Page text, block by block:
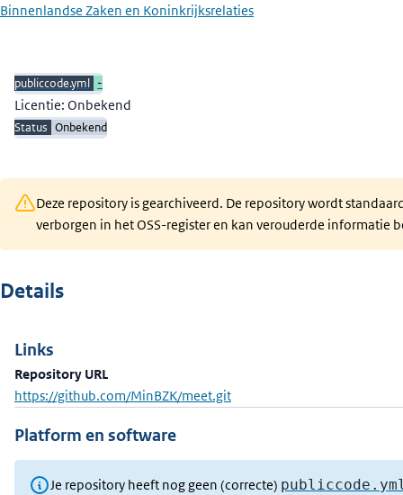
Binnenlandse Zaken en Koninkrijksrelaties
publiccode.yml -
Licentie: Onbekend
Status Onbekend
Deze repository is gearchiveerd. De repository wordt
verborgen in het OSS-register en kan verouderde informatie
Details
Links
Repository URL
https://github.com/MinBZK/meet.git
Platform en software
Je repository heeft nog geen (correcte)